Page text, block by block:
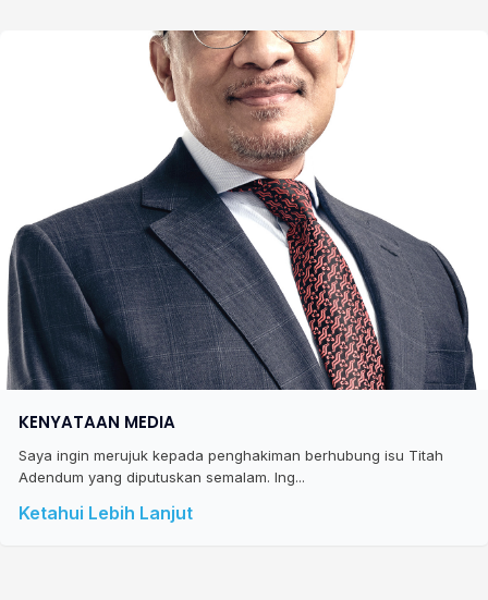
KENYATAAN MEDIA
Saya ingin merujuk kepada penghakiman berhubung isu Titah
Adendum yang diputuskan semalam. Ing...
Ketahui Lebih Lanjut